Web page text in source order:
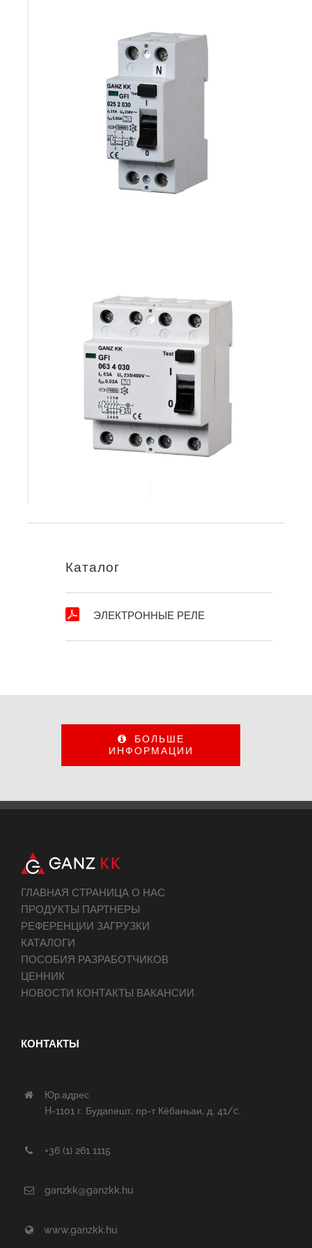
Каталог
ЭЛЕКТРОННЫЕ РЕЛЕ
БОЛЬШЕ
ИНФОРМАЦИИ
ГЛАВНАЯ СТРАНИЦА О НАС
ПРОДУКТЫ ПАРТНЕРЫ
РЕФЕРЕНЦИИ ЗАГРУЗКИ
КАТАЛОГИ
ПОСОБИЯ РАЗРАБОТЧИКОВ
ЦЕННИК
НОВОСТИ КОНТАКТЫ ВАКАНСИИ
КОНТАКТЫ
Юр.адрес
H-1101 г. Будапешт, пр-т Кёбаньаи, д. 41/c.
+36 (1) 261 1115
ganzkk@ganzkk.hu
www.ganzkk.hu